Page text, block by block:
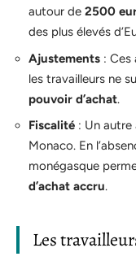
autour de 2500
des plus élevés
Ajustements : Ces
les travailleurs ne
pouvoir d’achat.
Fiscalité : Un
Monaco. En
monégasque
d’achat accru.
Les